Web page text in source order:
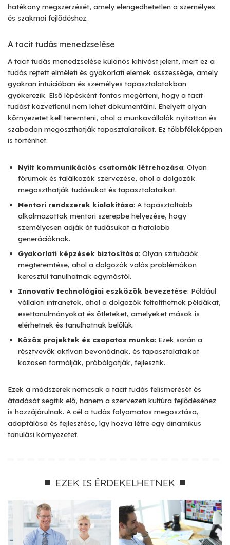
hatékony megszerzését, amely elengedhetetlen a személyes
és szakmai fejlődéshez.
A tacit tudás menedzselése
A tacit tudás menedzselése különös kihívást jelent, mert ez a
tudás rejtett elméleti és gyakorlati elemek összessége, amely
gyakran intuícióban és személyes tapasztalatokban
gyökerezik. Első lépésként fontos megérteni, hogy a tacit
tudást közvetlenül nem lehet dokumentálni. Ehelyett olyan
környezetet kell teremteni, ahol a munkavállalók nyitottan és
szabadon megoszthatják tapasztalataikat. Ez többféleképpen
is történhet:
Nyílt kommunikációs csatornák létrehozása: Olyan
fórumok és találkozók szervezése, ahol a dolgozók
megoszthatják tudásukat és tapasztalataikat.
Mentori rendszerek kialakítása: A tapasztaltabb
alkalmazottak mentori szerepbe helyezése, hogy
személyesen adják át tudásukat a fiatalabb
generációknak.
Gyakorlati képzések biztosítása: Olyan szituációk
megteremtése, ahol a dolgozók valós problémákon
keresztül tanulhatnak egymástól.
Innovatív technológiai eszközök bevezetése: Például
vállalati intranetek, ahol a dolgozók feltölthetnek példákat,
esettanulmányokat és ötleteket, amelyeket mások is
elérhetnek és tanulhatnak belőlük.
Közös projektek és csapatos munka: Ezek során a
résztvevők aktívan bevonódnak, és tapasztalataikat
közösen formálják, próbálgatják, fejlesztik.
Ezek a módszerek nemcsak a tacit tudás felismerését és
átadását segítik elő, hanem a szervezeti kultúra fejlődéséhez
is hozzájárulnak. A cél a tudás folyamatos megosztása,
adaptálása és fejlesztése, így hozva létre egy dinamikus
tanulási környezetet.
EZEK IS ÉRDEKELHETNEK